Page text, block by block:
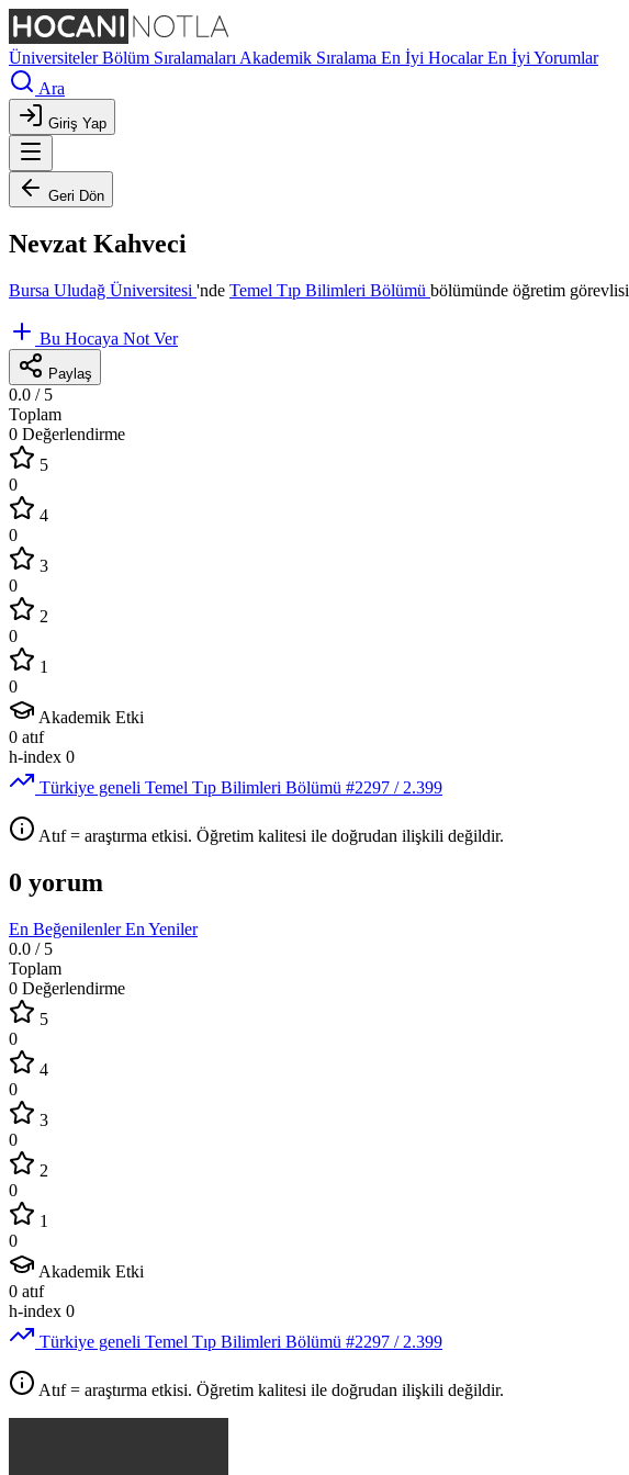
ÜniversitelerBölüm Sıralamaları Akademik Sıralama En İyi HocalarEn İyi Yorumlar
Ara
Giriş Yap
Geri Dön
Nevzat Kahveci
Bursa Uludağ Üniversitesi 'nde Temel Tıp Bilimleri Bölümü bölümünde öğretim görevlisi
Bu Hocaya Not Ver
Paylaş
0.0 / 5
Toplam
0 Değerlendirme
5
0
4
0
3
0
2
0
1
0
Akademik Etki
0 atıf
h-index 0
Türkiye geneli Temel Tıp Bilimleri Bölümü #2297 / 2.399
Atıf = araştırma etkisi. Öğretim kalitesi ile doğrudan ilişkili değildir.
0 yorum
En BeğenilenlerEn Yeniler
0.0 / 5
Toplam
0 Değerlendirme
5
0
4
0
3
0
2
0
1
0
Akademik Etki
0 atıf
h-index 0
Türkiye geneli Temel Tıp Bilimleri Bölümü #2297 / 2.399
Atıf = araştırma etkisi. Öğretim kalitesi ile doğrudan ilişkili değildir.